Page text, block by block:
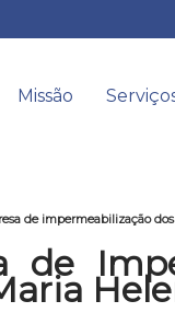
Missão
de impermeabilização
de